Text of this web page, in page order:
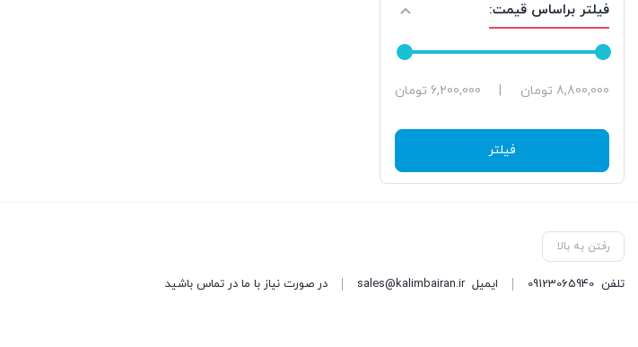
فیلتر براساس قیمت:
حداقل
حداکثر
6,200,000 تومان | 8,800,000 تومان
فیلتر
رفتن به بالا
تلفن 09123065940 ایمیلsales@kalimbairan.ir در صورت نیاز با ما در تماس باشید